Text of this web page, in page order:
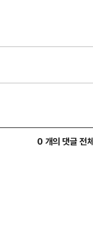
0 개의 댓글 전